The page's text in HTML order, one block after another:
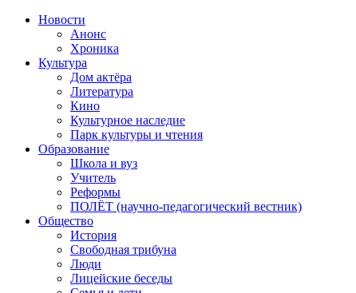
Новости
Анонс
Хроника
Культура
Дом актёра
Литература
Кино
Культурное наследие
Парк культуры и чтения
Образование
Школа и вуз
Учитель
Реформы
ПОЛЁТ (научно-педагогический вестник)
Общество
История
Свободная трибуна
Люди
Лицейские беседы